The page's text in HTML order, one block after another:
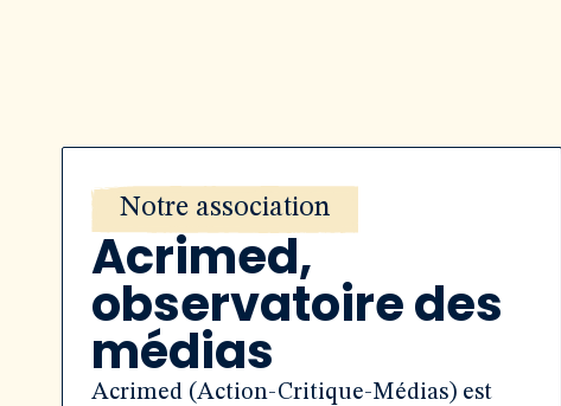
Notre association
Acrimed,
observatoire des
médias
Acrimed (Action-Critique-Médias) est